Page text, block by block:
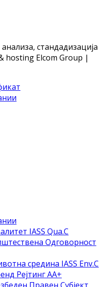
стандадизација
hosting Elcom Group |
IASS Qua.C
Одговорност
средина IASS Env.C
Рејтинг АА+